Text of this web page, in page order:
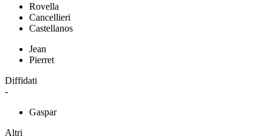
Rovella
Cancellieri
Castellanos
Jean
Pierret
Diffidati
-
Gaspar
Altri